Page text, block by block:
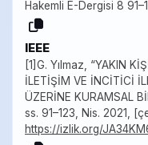
Hakemli E-Dergisi 8
IEEE
[1]G. Yılmaz, “YAKIN
İLETİŞİM VE İNCİTİCİ
ÜZERİNE KURAMSAL
ss. 91–123, Nis. 2021,
https://izlik.org/